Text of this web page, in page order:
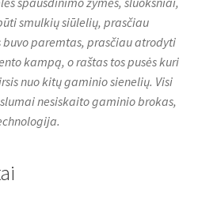
smulkių siūlelių, prasčiau
paremtas, prasčiau atrodyti
kampą, o raštas tos pusės kuri
nuo kitų gaminio sienelių. Visi
nesiskaito gaminio brokas,